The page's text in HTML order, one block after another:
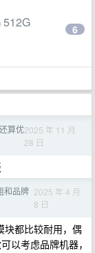
512G
6
算优2025 年 11 月
28 日
和品牌 2025 年 4 月
8 日
块都比较耐用，偶
以考虑品牌机器，